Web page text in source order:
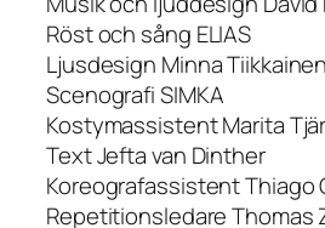
Röst och sång ELIAS
Ljusdesign Minna Tiikkainen
Scenografi SIMKA
Kostymassistent Marita
Text Jefta van Dinther
Koreografassistent Thiago
Repetitionsledare Thomas